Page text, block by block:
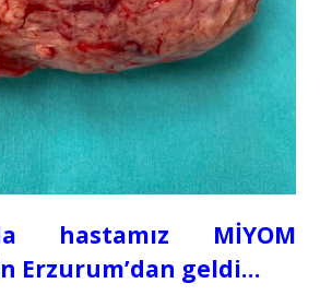
hastamız MİYOM
Erzurum’dan geldi…